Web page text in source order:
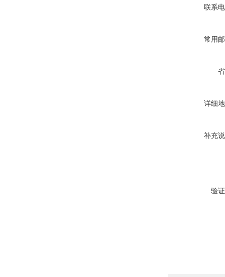
联系
常用
详细
补充
验